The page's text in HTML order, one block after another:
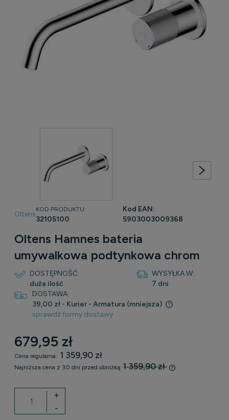
Oltens
KOD PRODUKTU:
32105100
Kod EAN:
5903003009368
Oltens Hamnes bateria
umywalkowa podtynkowa chrom
DOSTĘPNOŚĆ:
duża ilość
WYSYŁKA W:
7 dni
DOSTAWA:
39,00 zł - Kurier - Armatura (mniejsza)
Cena nie zawiera ewentualnych kosztów płatności
sprawdź formy dostawy
679,95 zł
Cena regularna: 1 359,90 zł
Najniższa cena z 30 dni przed obniżką: 1 359,90 zł
-
+